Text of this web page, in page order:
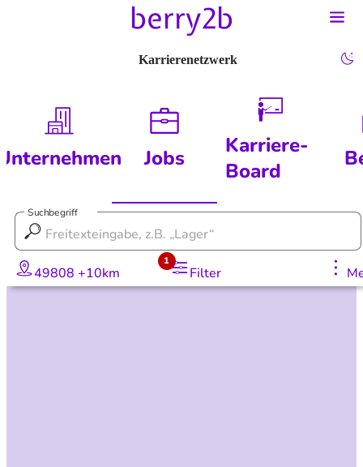
Karrierenetzwerk
Jobs
Karriere-
Board
Suchbegriff
49808 +10km Filter
1